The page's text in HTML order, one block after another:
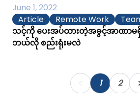
June 1, 2022
Article
Remote Work
သင့်ကို ပေးအပ်ထားတဲ့အခွင့်အာဏာ
ဘယ်လို စည်းရုံးမလဲ
1 2